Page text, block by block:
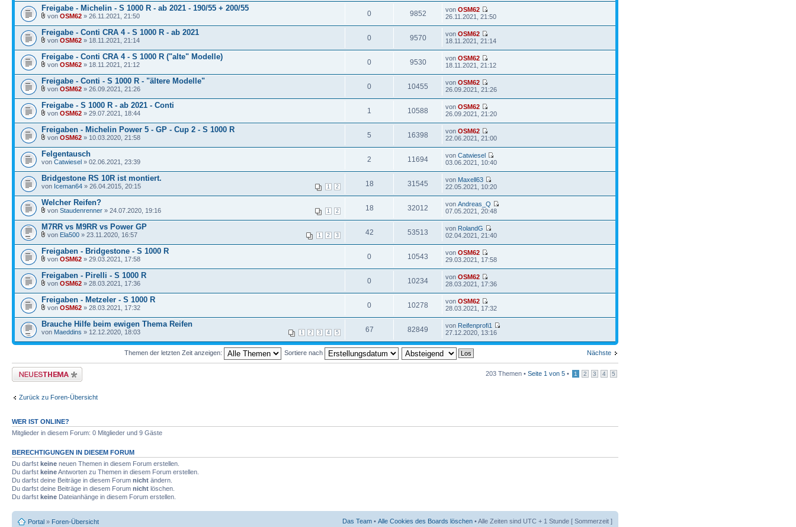
Freigabe - Michelin - S 1000 R - ab 2021 - 190/55 + 200/55
von OSM62 » 26.11.2021, 21:50 0 9852 vonOSM62
26.11.2021, 21:50
Freigabe - Conti CRA 4 - S 1000 R - ab 2021
von OSM62 » 18.11.2021, 21:14 0 9570 vonOSM62
18.11.2021, 21:14
Freigabe - Conti CRA 4 - S 1000 R ("alte" Modelle)
von OSM62 » 18.11.2021, 21:12 0 9530 vonOSM62
18.11.2021, 21:12
Freigabe - Conti - S 1000 R - "ältere Modelle"
von OSM62 » 26.09.2021, 21:26 0 10455 vonOSM62
26.09.2021, 21:26
Freigabe - S 1000 R - ab 2021 - Conti
von OSM62 » 29.07.2021, 18:44 1 10588 vonOSM62
26.09.2021, 21:20
Freigaben - Michelin Power 5 - GP - Cup 2 - S 1000 R
von OSM62 » 10.03.2020, 21:58 5 16398 vonOSM62
22.06.2021, 21:00
Felgentausch
von Catwiesel » 02.06.2021, 23:39 2 11694 vonCatwiesel
03.06.2021, 10:40
Bridgestone RS 10R ist montiert.
1 2
von Iceman64 » 26.04.2015, 20:15 18 31545 von Maxell63
22.05.2021, 10:20
Welcher Reifen?
1 2
von Staudenrenner » 24.07.2020, 19:16 18 32012 vonAndreas_Q
07.05.2021, 20:48
M7RR vs M9RR vs Power GP
1 2 3
von Ela500 » 23.11.2020, 16:57 42 53513 von RolandG
02.04.2021, 21:40
Freigaben - Bridgestone - S 1000 R
von OSM62 » 29.03.2021, 17:58 0 10543 vonOSM62
29.03.2021, 17:58
Freigaben - Pirelli - S 1000 R
von OSM62 » 28.03.2021, 17:36 0 10234 vonOSM62
28.03.2021, 17:36
Freigaben - Metzeler - S 1000 R
von OSM62 » 28.03.2021, 17:32 0 10278 vonOSM62
28.03.2021, 17:32
Brauche Hilfe beim ewigen Thema Reifen
1 2 3 4 5
von Maeddins » 12.12.2020, 18:03 67 82849 von Reifenprofi1
27.12.2020, 13:16
Nächste
Themen der letzten Zeit anzeigen: Sortiere nach
Neues Thema erstellen 203 Themen • Seite 1 von 5 • 1 2 3 4 5
Zurück zu Foren-Übersicht
WER IST ONLINE?
Mitglieder in diesem Forum: 0 Mitglieder und 9 Gäste
BERECHTIGUNGEN IN DIESEM FORUM
Du darfst keine neuen Themen in diesem Forum erstellen.
Du darfst keineAntworten zu Themen in diesem Forum erstellen.
Du darfst deine Beiträge in diesem Forum nicht ändern.
Du darfst deine Beiträge in diesem Forum nicht löschen.
Du darfst keine Dateianhänge in diesem Forum erstellen.
Portal » Foren-Übersicht Das Team • Alle Cookies des Boards löschen • Alle Zeiten sind UTC + 1 Stunde [ Sommerzeit ]